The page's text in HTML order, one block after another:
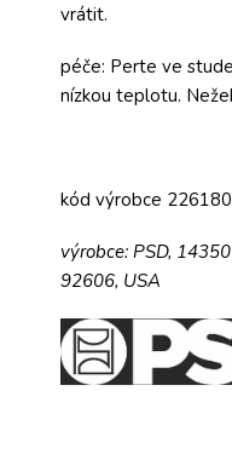
vrátit.
péče: Perte ve
nízkou teplotu.
kód výrobce
výrobce: PSD,
92606, USA